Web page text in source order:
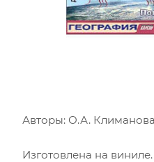
Авторы: О.А.
Изготовлена на